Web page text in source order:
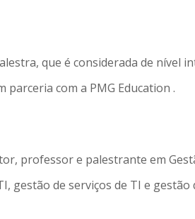
que é considerada de nível
com a PMG Education .
professor e palestrante em
gestão de serviços de TI e gestão